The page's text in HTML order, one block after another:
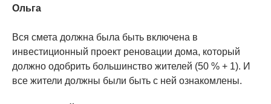
Ольга
Вся смета должна была быть включена в
инвестиционный проект реновации дома, который
должно одобрить большинство жителей (50 % + 1). И
все жители должны были быть с ней ознакомлены.